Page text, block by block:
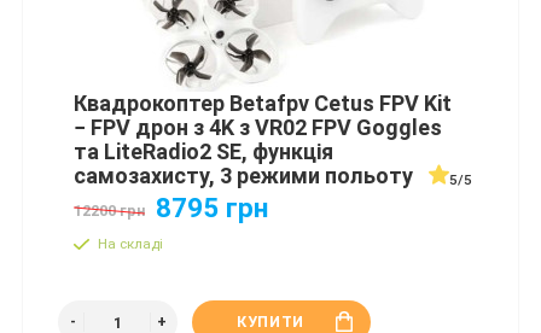
Квадрокоптер Betafpv Cetus FPV Kit
− FPV дрон з 4K з VR02 FPV Goggles
та LiteRadio2 SE, функція
самозахисту, 3 режими польоту
5/5
12200 грн 8795 грн
На складі
КУПИТИ